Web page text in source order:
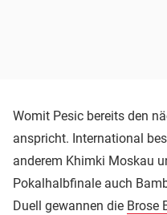
Womit Pesic bereits den
anspricht. International
anderem Khimki Moskau
Pokalhalbfinale auch
Duell gewannen die Brose